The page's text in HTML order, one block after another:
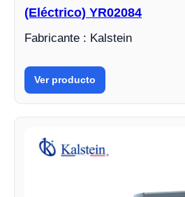
(Eléctrico) YR02084
Fabricante : Kalstein
Ver producto